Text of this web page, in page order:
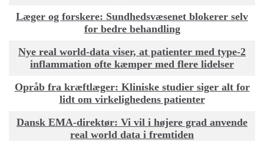
Læger og forskere: Sundhedsvæsenet blokerer selv
for bedre behandling
Nye real world-data viser, at patienter med type-2
inflammation ofte kæmper med flere lidelser
Opråb fra kræftlæger: Kliniske studier siger alt for
lidt om virkelighedens patienter
Dansk EMA-direktør: Vi vil i højere grad anvende
real world data i fremtiden